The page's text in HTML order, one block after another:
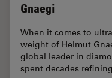
Gnaegi
When it comes to
weight of Helmut
global leader in
spent decades